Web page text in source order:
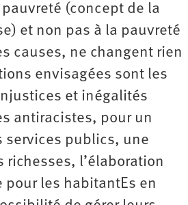
(concept de la
et non pas à la pauvreté
causes, ne changent rien
envisagées sont les
et inégalités
antiracistes, pour un
services publics, une
l’élaboration
pour les habitantEs en